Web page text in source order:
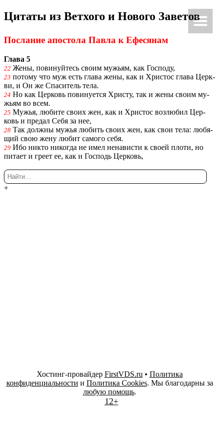
Ки́рие эле́йсон
Ци­та­ты из Вет­хо­го и Но­во­го За­ве­тов
По­сла­ние апо­сто­ла Павла к Ефе­ся­нам
Глава 5
22 Жены, по­ви­нуй­тесь своим му­жьям, как Гос­по­ду,
23 по­то­му что муж есть глава жены, как и Хри­стос глава Церк­
ви, и Он же Спа­си­тель тела.
24 Но как Цер­ковь по­ви­ну­ет­ся Хри­сту, так и жены своим му­
жьям во всем.
25 Мужья, лю­би­те своих жен, как и Хри­стос воз­лю­бил Цер­
ковь и пре­дал Себя за нее,
28 Так долж­ны мужья лю­бить своих жен, как свои тела: лю­бя­
щий свою жену любит са­мо­го себя.
29 Ибо никто ни­ко­гда не имел нена­ви­сти к своей плоти, но
пи­та­ет и греет ее, как и Гос­подь Цер­ковь,
+
Хостинг-провайдер FirstVDS.ru • Политика
конфиденциальности и Политика Cookies. Мы благодарны за
любую помощь.
12+